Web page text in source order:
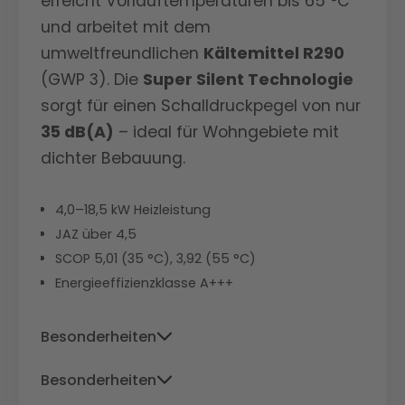
und arbeitet mit dem
umweltfreundlichen Kältemittel R290
(GWP 3). Die Super Silent Technologie
sorgt für einen Schalldruckpegel von nur
35 dB(A) – ideal für Wohngebiete mit
dichter Bebauung.
4,0–18,5 kW Heizleistung
JAZ über 4,5
SCOP 5,01 (35 °C), 3,92 (55 °C)
Energieeffizienzklasse A+++
Besonderheiten
Niedrigster Stromverbrauch im Test,
Besonderheiten